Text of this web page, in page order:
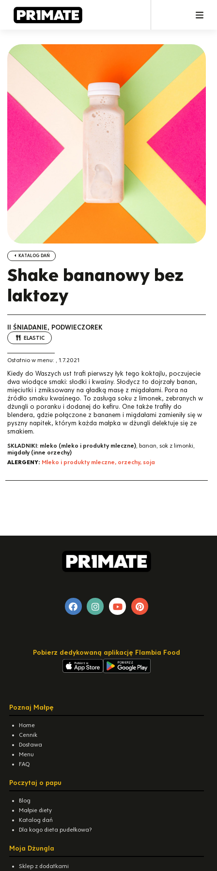
KATALOG DAŃ
Shake bananowy bez
laktozy
II ŚNIADANIE, PODWIECZOREK
ELASTIC
Ostatnio w menu: , 1.7.2021
Kiedy do Waszych ust trafi pierwszy łyk tego koktajlu, poczujecie
dwa wiodące smaki: słodki i kwaśny. Słodycz to dojrzały banan,
mięciutki i zmiksowany na gładką masę z migdałami. Pora na
źródło smaku kwaśnego. To zasługa soku z limonek, zebranych w
dżungli o poranku i dodanej do kefiru. One także trafiły do
blendera, gdzie połączone z bananem i migdałami zamieniły się w
pyszny napitek, którym każda małpka w dżungli delektuje się ze
smakiem.
SKŁADNIKI: mleko (mleko i produkty mleczne), banan, sok z limonki,
migdały (inne orzechy)
ALERGENY: Mleko i produkty mleczne, orzechy, soja
Pobierz dedykowaną aplikację Flambia Food
Poznaj Małpę
Home
Cennik
Dostawa
Menu
FAQ
Poczytaj o papu
Blog
Małpie diety
Katalog dań
Dla kogo dieta pudełkowa?
Moja Dżungla
Sklep z dodatkami